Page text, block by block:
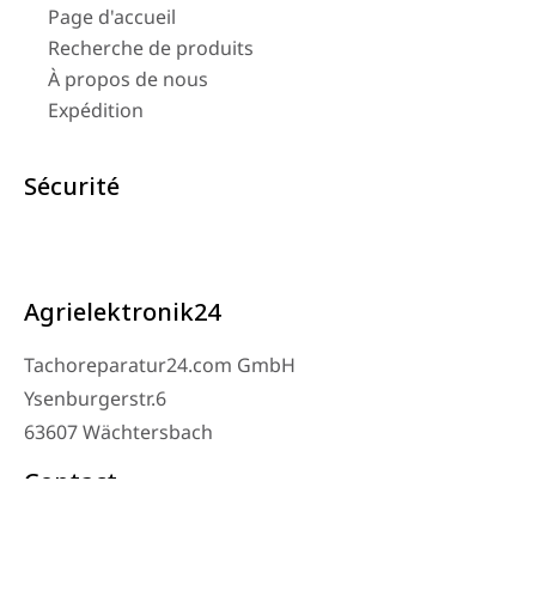
Page d'accueil
Recherche de produits
À propos de nous
Expédition
Sécurité
Agrielektronik24
Tachoreparatur24.com GmbH
Ysenburgerstr.6
63607 Wächtersbach
Contact